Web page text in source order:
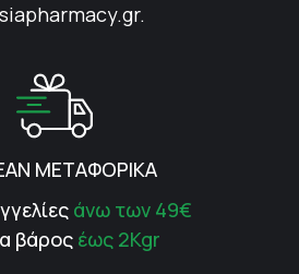
ΜΕΤΑΦΟΡΙΚΑ
άνω των 49€
βάρος έως 2Kgr